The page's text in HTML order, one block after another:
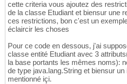
cette criteria vous ajoutez des
de la classe Etudiant et biensur une
ces restrictions, bon c'est un
éclaircir les choses
Pour ce code en dessous, j'ai
classe entité Etudiant avec 3
la base portants les mêmes noms):
de type java.lang.String et biensur
mentionné içi.